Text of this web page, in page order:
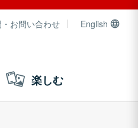
お問い合わせ English
楽しむ